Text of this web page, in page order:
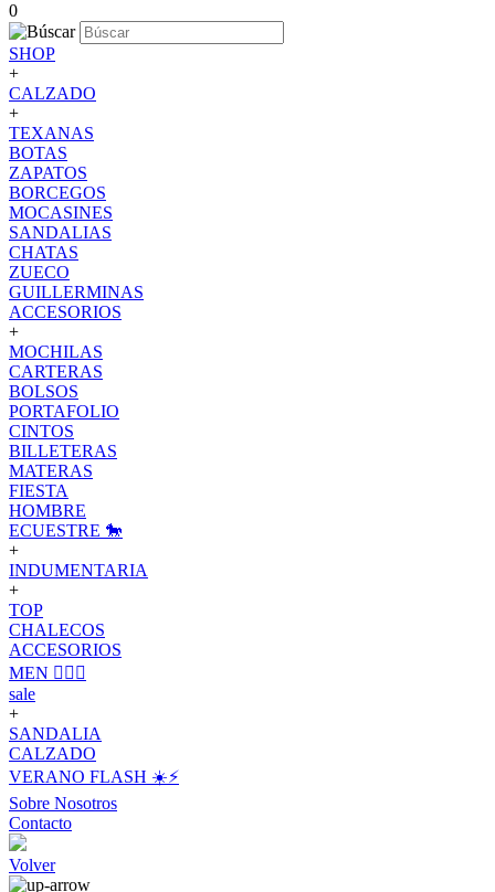
0
SHOP
+
CALZADO
+
TEXANAS
BOTAS
ZAPATOS
BORCEGOS
MOCASINES
SANDALIAS
CHATAS
ZUECO
GUILLERMINAS
ACCESORIOS
+
MOCHILAS
CARTERAS
BOLSOS
PORTAFOLIO
CINTOS
BILLETERAS
MATERAS
FIESTA
HOMBRE
ECUESTRE 🐎
+
INDUMENTARIA
+
TOP
CHALECOS
ACCESORIOS
MEN 🙋🏽‍♂️
sale
+
SANDALIA
CALZADO
VERANO FLASH ☀️⚡️
Sobre Nosotros
Contacto
Volver